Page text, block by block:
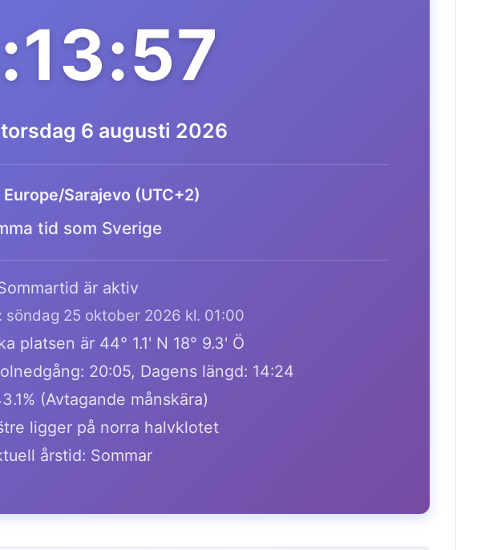
torsdag 6 augusti 2026
Europe/Sarajevo (UTC+2)
tid som Sverige
är aktiv
25 oktober 2026 kl. 01:00
platsen är 44° 1.1' N 18° 9.3' Ö
20:05, Dagens längd: 14:24
(Avtagande månskära)
ligger på norra halvklotet
årstid: Sommar